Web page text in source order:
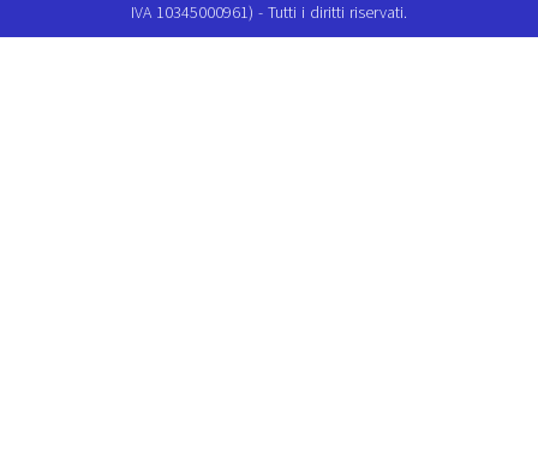
IVA 10345000961) - Tutti i diritti riservati.